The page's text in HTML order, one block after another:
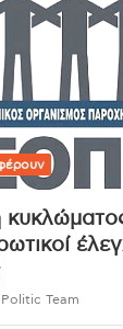
Politic Team